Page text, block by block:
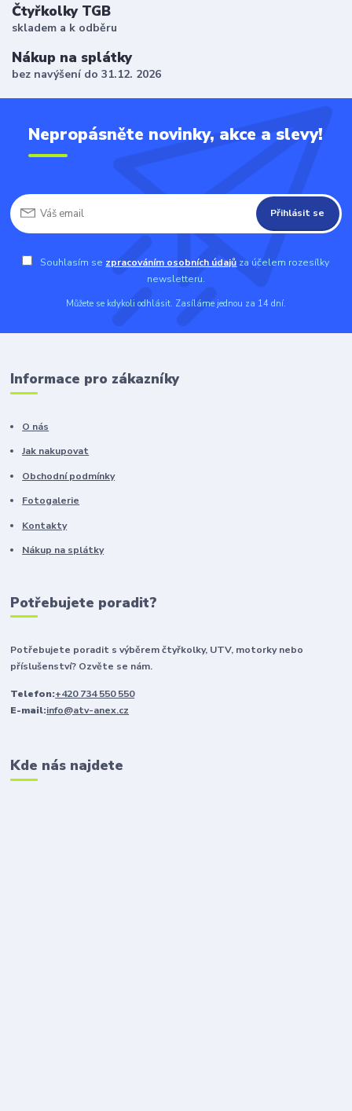
Čtyřkolky TGB
skladem a k odběru
Nákup na splátky
bez navýšení do 31.12. 2026
Nepropásněte novinky, akce a slevy!
Přihlásit se
Souhlasím se zpracováním osobních údajů za účelem rozesílky
newsletteru.
Můžete se kdykoli odhlásit. Zasíláme jednou za 14 dní.
Informace pro zákazníky
O nás
Jak nakupovat
Obchodní podmínky
Fotogalerie
Kontakty
Nákup na splátky
Potřebujete poradit?
Potřebujete poradit s výběrem čtyřkolky, UTV, motorky nebo
příslušenství? Ozvěte se nám.
Telefon:+420 734 550 550
E-mail:info@atv-anex.cz
Kde nás najdete